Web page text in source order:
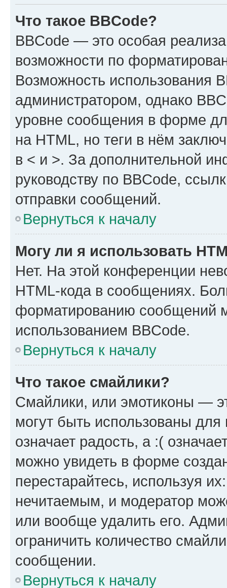
Что такое BBCode?
BBCode — это особая
возможности по
Возможность использования
администратором, однако
уровне сообщения в форме
на HTML, но теги в нём
в < и >. За дополнительной
руководству по BBCode,
отправки сообщений.
Вернуться к началу
Могу ли я использовать
Нет. На этой конференции
HTML-кода в сообщениях.
форматированию сообщений
использованием BBCode.
Вернуться к началу
Что такое смайлики?
Смайлики, или эмотиконы —
могут быть использованы
означает радость, а :(
можно увидеть в форме
перестарайтесь, используя
нечитаемым, и модератор
или вообще удалить его.
ограничить количество
сообщении.
Вернуться к началу